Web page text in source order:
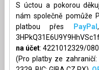
S úctou a pokorou
nám společně pomůže
platbou přes
PayPal
na účet: 4221012329/
(Pro platby ze zahraničí: